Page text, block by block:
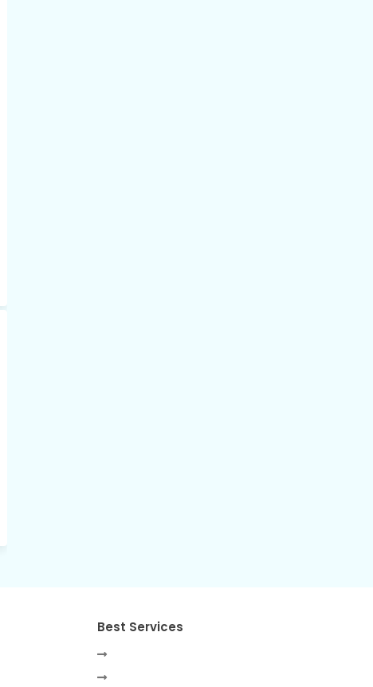
Best Services